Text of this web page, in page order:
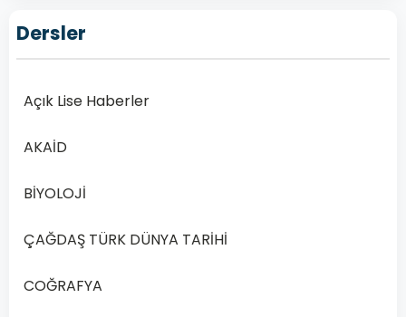
BİLGİSİ 5
Açık
Din
ve
Bilgisi
–
Yılı
Dersler
Açık Lise Haberler
AKAİD
BİYOLOJİ
ÇAĞDAŞ TÜRK DÜNYA TARİHİ
COĞRAFYA